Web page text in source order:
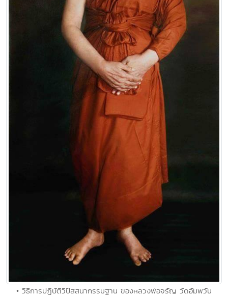
• วิธีการปฏิบัติวิปัสสนากรรมฐาน ของหลวงพ่อจรัญ วัดอัมพวัน